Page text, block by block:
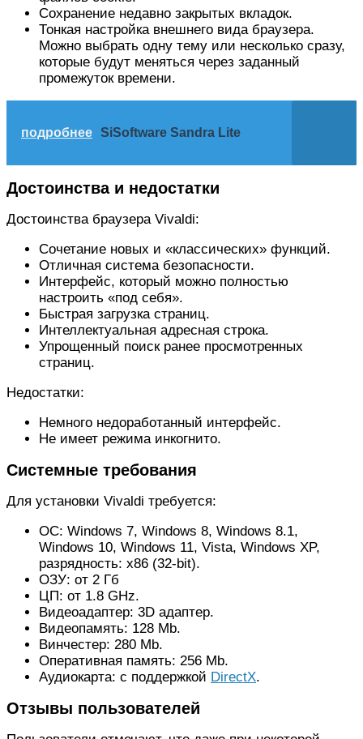
Сохранение недавно закрытых вкладок.
Тонкая настройка внешнего вида браузера.
Можно выбрать одну тему или несколько сразу,
которые будут меняться через заданный
промежуток времени.
подробнее SiSoftware Sandra Lite
Достоинства и недостатки
Достоинства браузера Vivaldi:
Сочетание новых и «классических» функций.
Отличная система безопасности.
Интерфейс, который можно полностью
настроить «под себя».
Быстрая загрузка страниц.
Интеллектуальная адресная строка.
Упрощенный поиск ранее просмотренных
страниц.
Недостатки:
Немного недоработанный интерфейс.
Не имеет режима инкогнито.
Системные требования
Для установки Vivaldi требуется:
ОС: Windows 7, Windows 8, Windows 8.1,
Windows 10, Windows 11, Vista, Windows XP,
разрядность: x86 (32-bit).
ОЗУ: от 2 Гб
ЦП: от 1.8 GHz.
Видеоадаптер: 3D адаптер.
Видеопамять: 128 Mb.
Винчестер: 280 Mb.
Оперативная память: 256 Mb.
Аудиокарта: с поддержкой DirectX.
Отзывы пользователей